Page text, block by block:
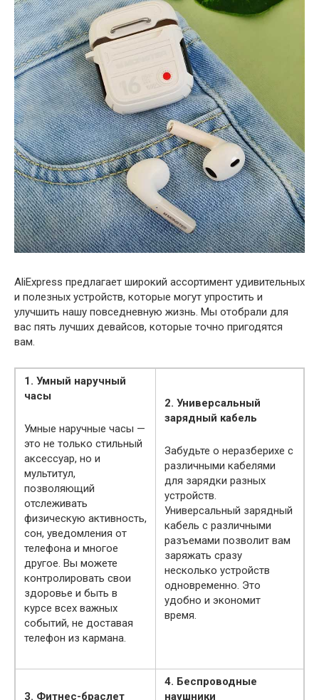
AliExpress предлагает широкий ассортимент удивительных
и полезных устройств, которые могут упростить и
улучшить нашу повседневную жизнь. Мы отобрали для
вас пять лучших девайсов, которые точно пригодятся
вам.
1. Умный наручный
часы
Умные наручные часы —
это не только стильный
аксессуар, но и
мультитул,
позволяющий
отслеживать
физическую активность,
сон, уведомления от
телефона и многое
другое. Вы можете
контролировать свои
здоровье и быть в
курсе всех важных
событий, не доставая
телефон из кармана.
2. Универсальный
зарядный кабель
Забудьте о неразберихе с
различными кабелями
для зарядки разных
устройств.
Универсальный зарядный
кабель с различными
разъемами позволит вам
заряжать сразу
несколько устройств
одновременно. Это
удобно и экономит
время.
3. Фитнес-браслет
4. Беспроводные
наушники